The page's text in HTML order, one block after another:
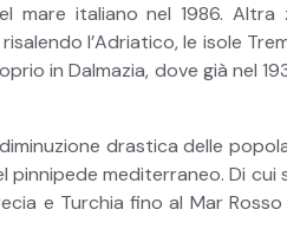
mare italiano nel 1986.
l’Adriatico, le isole
in Dalmazia, dove già nel
drastica delle
mediterraneo. Di
e Turchia fino al Mar